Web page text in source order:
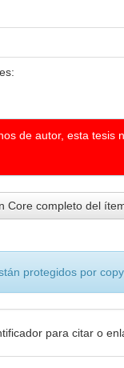
de autor, esta
Core completo del
protegidos por
para citar o